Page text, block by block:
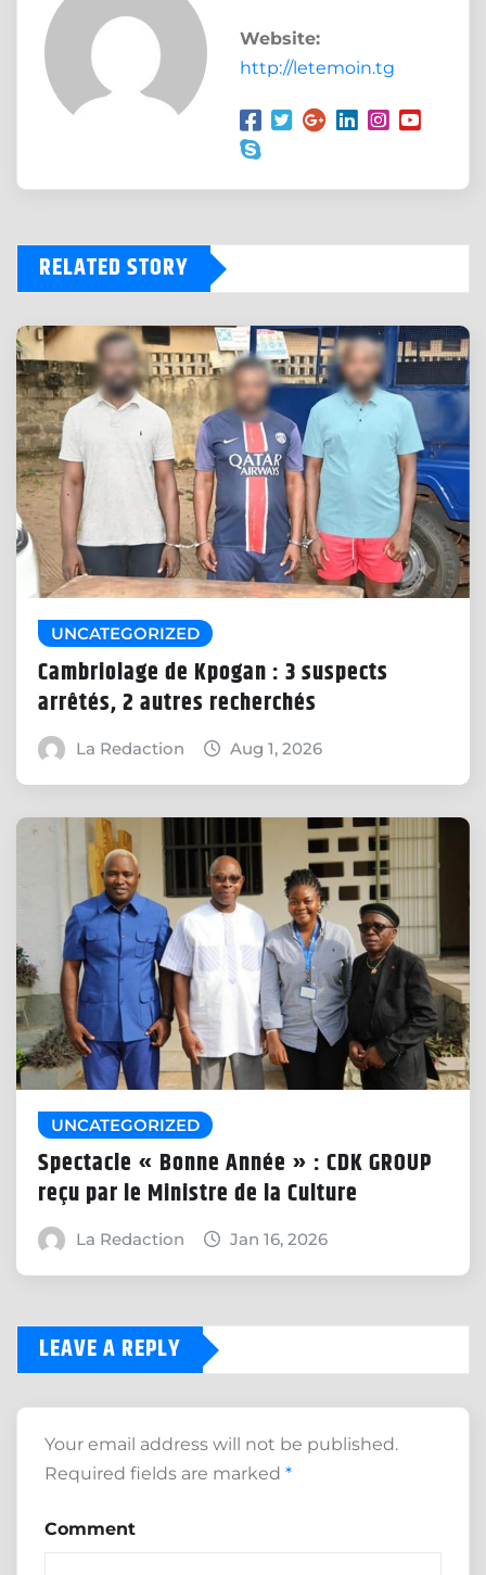
Website:
http://letemoin.tg
RELATED STORY
UNCATEGORIZED
Cambriolage de Kpogan : 3 suspects
arrêtés, 2 autres recherchés
La Redaction Aug 1, 2026
UNCATEGORIZED
Spectacle « Bonne Année » : CDK GROUP
reçu par le Ministre de la Culture
La Redaction Jan 16, 2026
LEAVE A REPLY
Your email address will not be published.
Required fields are marked *
Comment